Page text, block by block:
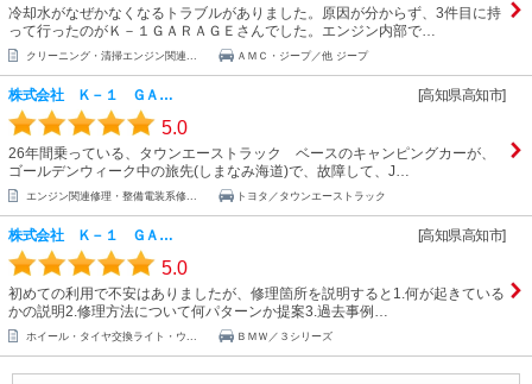
冷却水がなぜかなくなるトラブルがありました。原因が分からず、3件目に持
って行ったのがＫ－１ＧＡＲＡＧＥさんでした。エンジン内部で…
クリーニング・清掃エンジン関連... ＡＭＣ・ジープ／他 ジープ
株式会社 Ｋ－１ ＧＡ… [高知県高知市]
5.0
26年間乗っている、タウンエーストラック ベースのキャンピングカーが、
ゴールデンウィーク中の旅先(しまなみ海道)で、故障して、J…
エンジン関連修理・整備電装系修... トヨタ／タウンエーストラック
株式会社 Ｋ－１ ＧＡ… [高知県高知市]
5.0
初めての利用で不安はありましたが、修理箇所を説明すると1.何が起きている
かの説明2.修理方法について何パターンか提案3.過去事例…
ホイール・タイヤ交換ライト・ウ... ＢＭＷ／３シリーズ